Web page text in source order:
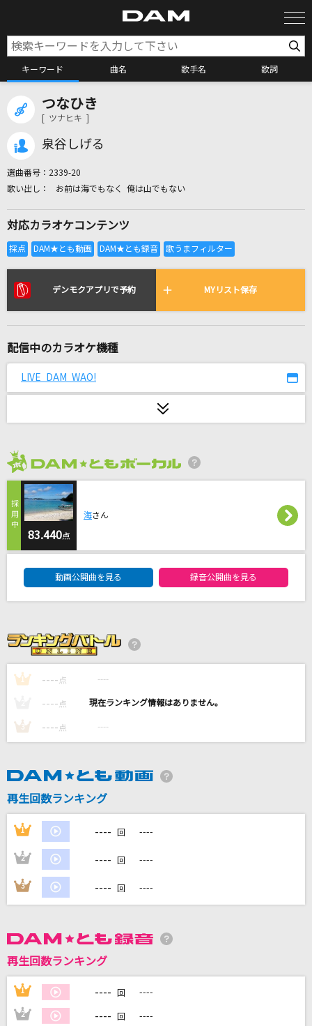
キーワード 曲名 歌手名 歌詞
全国りれき
リアルタイムで歌われている曲の一覧
ワタリドリ
このまま君だけを奪い去りたい
シド
Nighthawks
M八七(ビデオクリップバージョン)
米津玄師
Subtitle
Official髭男dism
黒毛和牛上塩タン焼680円
大塚 愛
[生音]こころ花
あなたに恋をしてみました
chay
DAMの新曲・ランキングなど
DAMに会員登録・ログインして
カラオケをもっと楽しもう！
つなひき
[ ツナヒキ ]
泉谷しげる
選曲番号： 2339-20
お前は海でもなく 俺は山でもない
対応カラオケコンテンツ
デンモクアプリで予約 MYリスト保存
配信中のカラオケ機種
LIVE DAM WAO!
83.440点
海さん
動画公開曲を見る 録音公開曲を見る
1 ---- 点 ----
---- 点 ----
3 ---- 点 ----
再生回数ランキング
1 ---- 回 ----
2 ---- 回 ----
3 ---- 回 ----
再生回数ランキング
1 ---- 回 ----
2 ---- 回 ----